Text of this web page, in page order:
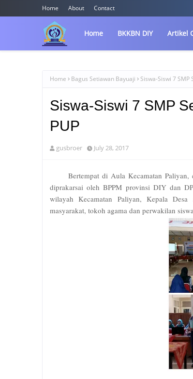
Home About Contact
Home BKKBN DIY Artikel
Home Bagus Setiawan Bayuaji Siswa-Siswi 7
Siswa-Siswi 7 SMP
PUP
gusbroer July 28, 2017
Bertempat di Aula Kecamatan
diprakarsai oleh BPPM provinsi DIY dan
wilayah Kecamatan Paliyan, Kepala Desa
masyarakat, tokoh agama dan perwakilan